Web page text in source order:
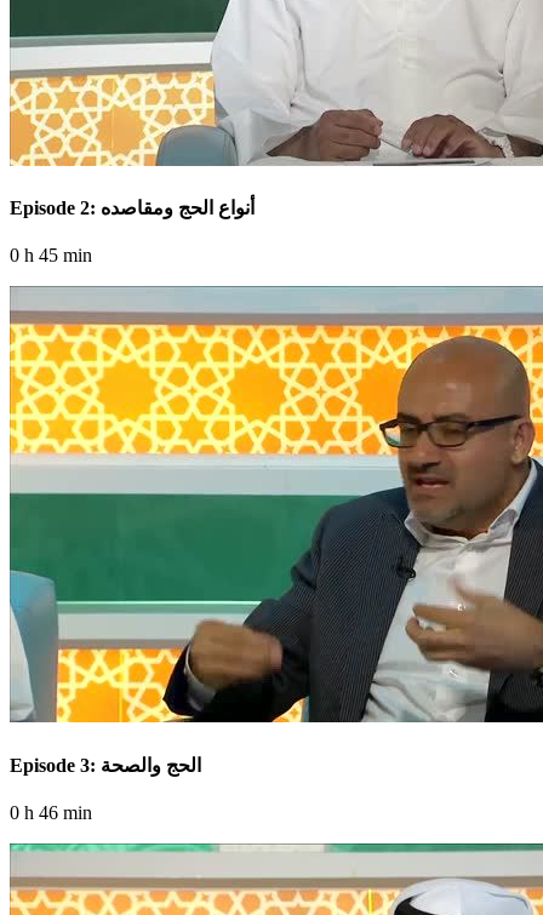
Episode 2: أنواع الحج ومقاصده
0 h 45 min
Episode 3: الحج والصحة
0 h 46 min